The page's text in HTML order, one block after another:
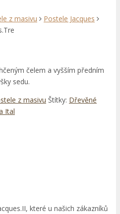
z masivu
Postele Jacques
čelem a vyšším předním
sedu.
z masivu Štítky: Dřevěné
Ital
které u našich zákazníků